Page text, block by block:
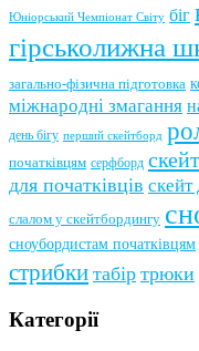
Юніорський Чемпіонат Світу біг
гірськолижна
загально-фізична підготовка
міжнародні змагання
день бігу перший скейтборд
початківцям серфборд скейт
для початківців скейт
слалом у скейтбордингу
сноубордистам початківцям
стрибки табір трюки
Категорії